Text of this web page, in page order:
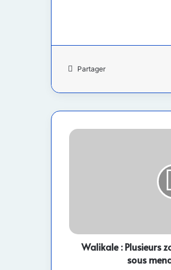
Partager
Walikale
menaces
Walikale : Plusieurs
sous